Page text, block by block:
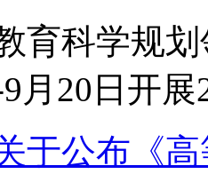
育科学规
月20日开
于公布《